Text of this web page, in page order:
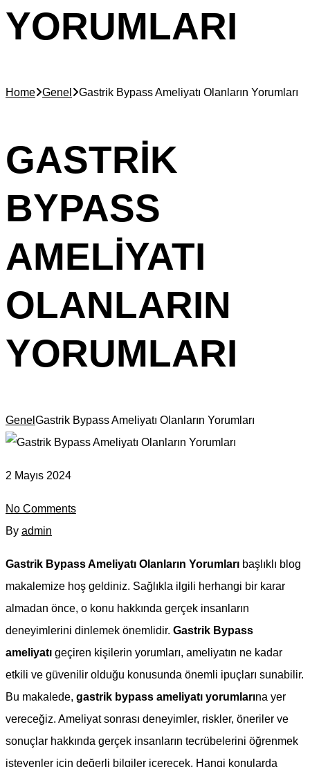
YORUMLARI
Home Genel Gastrik Bypass Ameliyatı Olanların Yorumları
GASTRIK
BYPASS
AMELIYATI
OLANLARIN
YORUMLARI
Genel Gastrik Bypass Ameliyatı Olanların Yorumları
2 Mayıs 2024
No Comments
By admin
Gastrik Bypass Ameliyatı Olanların Yorumları başlıklı blog
makalemize hoş geldiniz. Sağlıkla ilgili herhangi bir karar
almadan önce, o konu hakkında gerçek insanların
deneyimlerini dinlemek önemlidir. Gastrik Bypass
ameliyatı geçiren kişilerin yorumları, ameliyatın ne kadar
etkili ve güvenilir olduğu konusunda önemli ipuçları sunabilir.
Bu makalede, gastrik bypass ameliyatı yorumlarına yer
vereceğiz. Ameliyat sonrası deneyimler, riskler, öneriler ve
sonuçlar hakkında gerçek insanların tecrübelerini öğrenmek
isteyenler için değerli bilgiler içerecek. Hangi konularda